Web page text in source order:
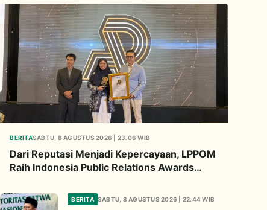
BERITASABTU, 8 AGUSTUS 2026 | 23.06 WIB
Dari Reputasi Menjadi Kepercayaan, LPPOM
Raih Indonesia Public Relations Awards
BERITA SABTU, 8 AGUSTUS 2026 | 22.44 WIB